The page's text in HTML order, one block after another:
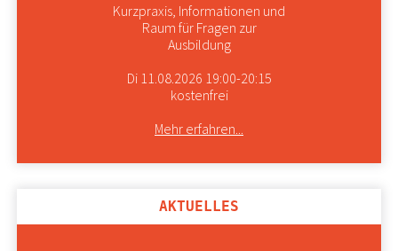
Kurzpraxis, Informationen und
Raum für Fragen zur
Ausbildung
Di 11.08.2026 19:00-20:15
kostenfrei
Mehr erfahren...
AKTUELLES